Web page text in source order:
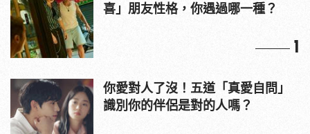
喜」朋友性格，你遇過哪一種？
1
你愛對人了沒！五道「真愛自問」
識別你的伴侶是對的人嗎？